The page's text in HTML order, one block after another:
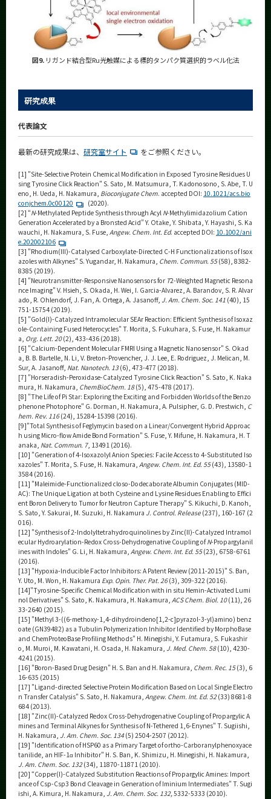
図9.リガンド結合型Ru光触媒による標的タンパク質選択的ラベル化法
研究成果
代表論文
最新の研究成果は、 研究室サイト をご参照ください。
[1] "Site-Selective Protein Chemical Modification in Exposed Tyrosine Residues U
sing Tyrosine Click Reaction" S. Sato, M. Matsumura, T. Kadonosono, S. Abe, T. U
eno, H. Ueda, H. Nakamura, Bioconjugate Chem. accepted DOI: 10.1021/acs.bio
conjchem.0c00120
(2020).
[2] “N-Methylated Peptide Synthesis through Acyl N-Methylimidazolium Cation
Generation Accelerated by a Bronsted Acid” Y. Otake, Y. Shibata, Y. Hayashi, S. Ka
wauchi, H. Nakamura, S. Fuse, Angew. Chem. Int. Ed. accepted DOI: 10.1002/ani
e.202002106
[3] "Rhodium(III)-Catalysed Carboxylate-Directed C-H Functionalizations of Isox
azoles with Alkynes" S. Yugandar, H. Nakamura, Chem. Commun. 55(58), 8382-
8385 (2019).
[4] "Neurotransmitter-Responsive Nanosensors for T2-Weighted Magnetic Resona
nce Imaging" V. Hsieh, S. Okada, H. Wei, I. Garcia-Alvarez, A. Barandov, S. R. Alvar
ado, R. Ohlendorf, J. Fan, A. Ortega, A. Jasanoff, J. Am. Chem. Soc. 141 (40), 15
751-15754 (2019).
[5] "Gold(I)-Catalyzed Intramolecular SEAr Reaction: Efficient Synthesis of Isoxaz
ole-Containing Fused Heterocycles" T. Morita, S. Fukuhara, S. Fuse, H. Nakamur
a, Org. Lett. 20(2), 433-436 (2018).
[6] "Calcium-Dependent Molecular FMRI Using a Magnetic Nanosensor" S. Okad
a, B. B. Bartelle, N. Li, V. Breton-Provencher, J. J. Lee, E. Rodriguez, J. Melican, M.
Sur, A. Jasanoff, Nat. Nanotech. 13(6), 473-477 (2018).
[7] "Horseradish-Peroxidase-Catalyzed Tyrosine Click Reaction" S. Sato, K. Naka
mura, H. Nakamura, ChemBioChem. 18(5), 475-478 (2017).
[8] "The Life of Pi Star: Exploring the Exciting and Forbidden Worlds of the Benzo
phenone Photophore" G. Dorman, H. Nakamura, A. Pulsipher, G. D. Prestwich, C
hem. Rev. 116(24), 15284-15398 (2016).
[9]"Total Synthesis of Feglymycin based on a Linear/Convergent Hybrid Approac
h using Micro-flow Amide Bond Formation" S. Fuse, Y. Mifune, H. Nakamura, H. T
anaka, Nat. Commun. 7, 13491 (2016).
[10] "Generation of 4-Isoxazolyl Anion Species: Facile Access to 4-Substituted Iso
xazoles" T. Morita, S. Fuse, H. Nakamura, Angew. Chem. Int. Ed. 55(43), 13580-1
3584 (2016).
[11] "Maleimide-Functionalized closo-Dodecaborate Albumin Conjugates (MID-
AC): The Unique Ligation at both Cysteine and Lysine Residues Enabling to Effici
ent Boron Delivery to Tumor for Neutron Capture Therapy" S. Kikuchi, D. Kanoh,
S. Sato, Y. Sakurai, M. Suzuki, H. Nakamura J. Control. Release(237), 160-167 (2
016).
[12] "Synthesis of 2-Indolyltetrahydroquinolines by Zinc(II)-Catalyzed Intramol
ecular Hydroarylation-Redox Cross-Dehydrogenative Coupling ofN-Propargylanil
ines with Indoles" G. Li, H. Nakamura, Angew. Chem. Int. Ed. 55(23), 6758-6761
(2016).
[13] "Hypoxia-Inducible Factor Inhibitors: A Patent Review (2011-2015)" S. Ban,
Y. Uto, M. Won, H. Nakamura Exp. Opin. Ther. Pat. 26(3), 309-322 (2016).
[14]"Tyrosine-Specific Chemical Modification with in situ Hemin-Activated Lumi
nol Derivatives" S. Sato, K. Nakamura, H. Nakamura, ACS Chem. Biol. 10(11), 26
33-2640 (2015).
[15] "Methyl 3-((6-methoxy-1,4-dihydroindeno[1,2-c]pyrazol-3-yl)amino) benz
oate (GN39482) as a Tubulin Polymerization Inhibitor Identified by MorphoBase
and ChemProteoBase Profiling Methods" H. Minegishi, Y. Futamura, S. Fukashir
o, M. Muroi, M. Kawatani, H. Osada, H. Nakamura, J. Med. Chem. 58(10), 4230-
4241 (2015).
[16] "Boron-Based Drug Design" H. S. Ban and H. Nakamura, Chem. Rec. 15(3), 6
16-635 (2015)
[17] "Ligand-directed Selective Protein Modification Based on Local Single Electro
n Transfer Catalysis" S. Sato, H. Nakamura, Angew. Chem. Int. Ed. 52(33) 8681-8
684 (2013).
[18] "Zinc(II)-Catalyzed Redox Cross-Dehydrogenative Coupling of Propargylic A
mines and Terminal Alkynes for Synthesis of N-Tethered 1,6-Enynes" T. Sugiishi,
H. Nakamura, J. Am. Chem. Soc. 134(5) 2504-2507 (2012).
[19] "Identification of HSP60 as a Primary Target of ortho-Carboranylphenoxyace
tanilide, an HIF-1α Inhibitor" H. S. Ban, K. Shimizu, H. Minegishi, H. Nakamura,
J. Am. Chem. Soc. 132(34), 11870-11871 (2010).
[20] “Copper(I)-Catalyzed Substitution Reactions of Propargylic Amines: Import
ance of Csp-Csp3 Bond Cleavage in Generation of Iminium Intermediates” T. Sugi
ishi, A. Kimura, H. Nakamura, J. Am. Chem. Soc. 132,5332-5333 (2010).